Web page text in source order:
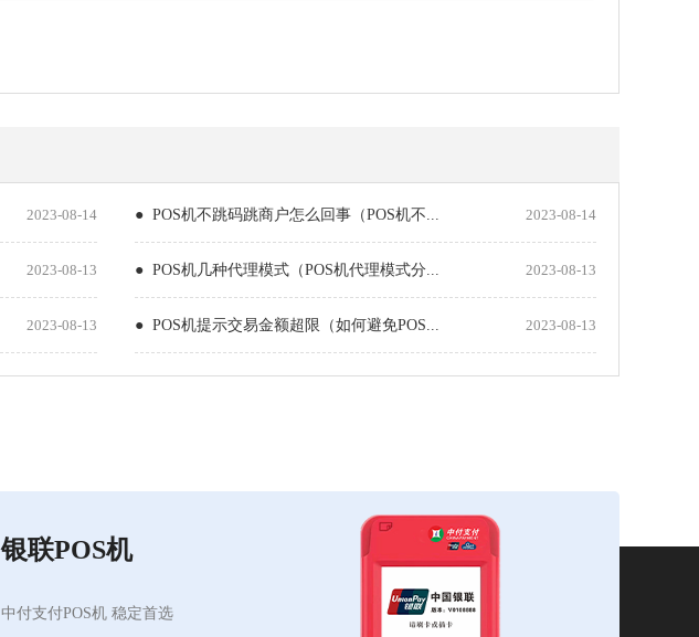
2023-08-14 ● POS机不跳码跳商户怎么回事（POS机不... 2023-08-14
2023-08-13 ● POS机几种代理模式（POS机代理模式分... 2023-08-13
2023-08-13 ● POS机提示交易金额超限（如何避免POS... 2023-08-13
银联POS机
中付支付POS机 稳定首选